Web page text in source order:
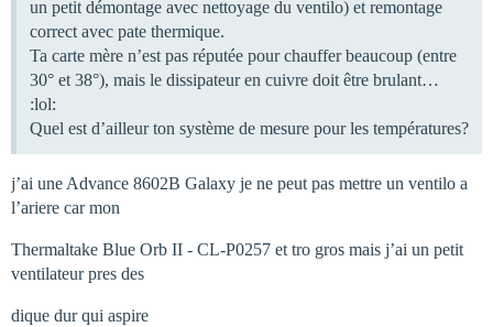
un petit démontage avec nettoyage du ventilo) et remontage
correct avec pate thermique.
Ta carte mère n’est pas réputée pour chauffer beaucoup (entre
30° et 38°), mais le dissipateur en cuivre doit être brulant…
:lol:
Quel est d’ailleur ton système de mesure pour les températures?
j’ai une Advance 8602B Galaxy je ne peut pas mettre un ventilo a
l’ariere car mon
Thermaltake Blue Orb II - CL-P0257 et tro gros mais j’ai un petit
ventilateur pres des
dique dur qui aspire